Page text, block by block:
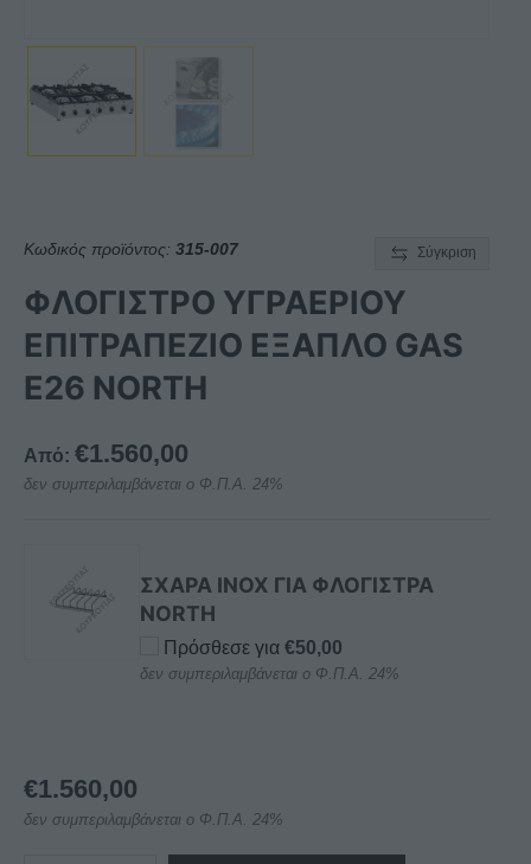
Κωδικός προϊόντος: 315-007 Σύγκριση
ΦΛΟΓΙΣΤΡΟ ΥΓΡΑΕΡΙΟΥ
ΕΠΙΤΡΑΠΕΖΙΟ ΕΞΑΠΛΟ GAS
E26 NORTH
Από: €1.560,00
δεν συμπεριλαμβάνεται ο Φ.Π.Α. 24%
ΣΧΑΡΑ INOX ΓΙΑ ΦΛΟΓΙΣΤΡΑ
NORTH
Πρόσθεσε για€50,00
δεν συμπεριλαμβάνεται ο Φ.Π.Α. 24%
€1.560,00
δεν συμπεριλαμβάνεται ο Φ.Π.Α. 24%